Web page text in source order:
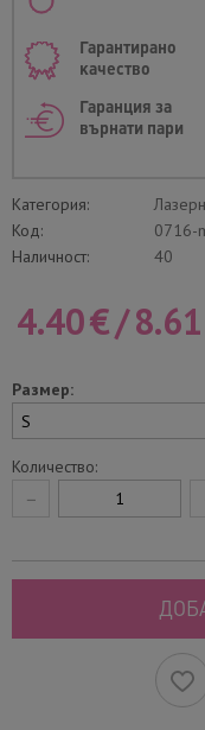
Гарантирано
качество
Гаранция за
върнати пари
Категория:
Код:
0716-
Наличност:
40
4.40€/8.61
Размер:
Количество:
−